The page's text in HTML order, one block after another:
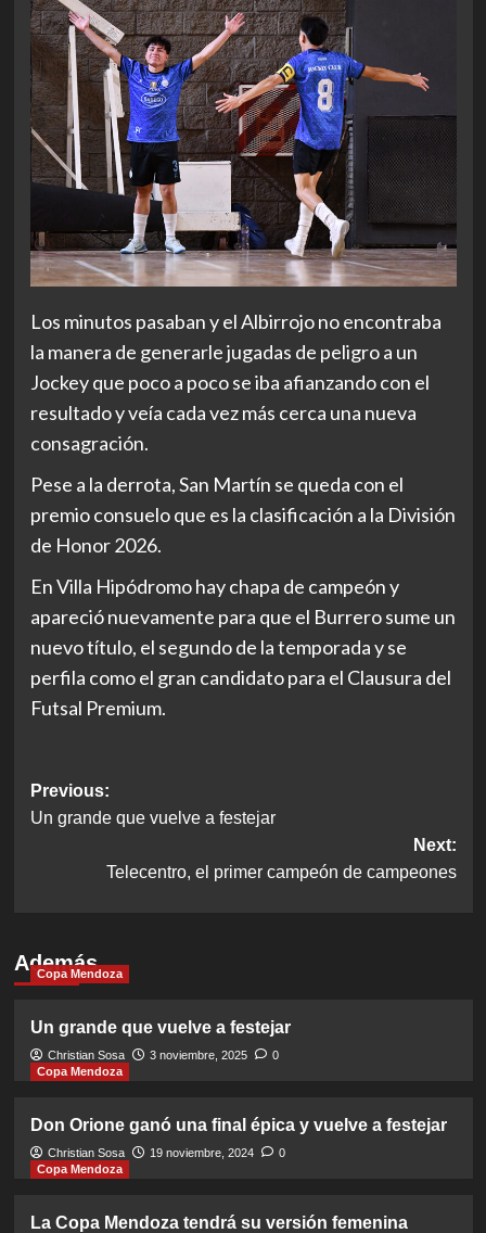
Los minutos pasaban y el Albirrojo no encontraba
la manera de generarle jugadas de peligro a un
Jockey que poco a poco se iba afianzando con el
resultado y veía cada vez más cerca una nueva
consagración.
Pese a la derrota, San Martín se queda con el
premio consuelo que es la clasificación a la División
de Honor 2026.
En Villa Hipódromo hay chapa de campeón y
apareció nuevamente para que el Burrero sume un
nuevo título, el segundo de la temporada y se
perfila como el gran candidato para el Clausura del
Futsal Premium.
Post
navigation
Previous:
Un grande que vuelve a festejar
Next:
Telecentro, el primer campeón de campeones
Además
Copa Mendoza
Un grande que vuelve a festejar
Christian Sosa 3 noviembre, 2025
0
Copa Mendoza
Don Orione ganó una final épica y vuelve a festejar
Christian Sosa 19 noviembre, 2024
0
Copa Mendoza
La Copa Mendoza tendrá su versión femenina